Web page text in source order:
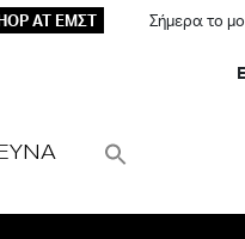
AT ΕΜΣΤ Σήμερα το